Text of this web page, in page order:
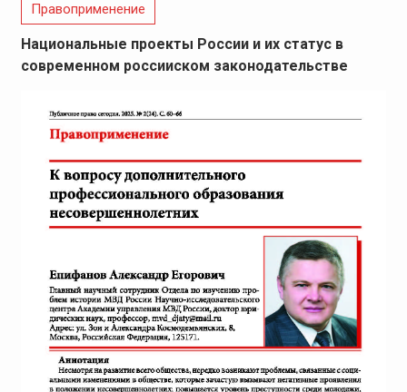
Правоприменение
Национальные проекты России и их статус в
современном россииском законодательстве